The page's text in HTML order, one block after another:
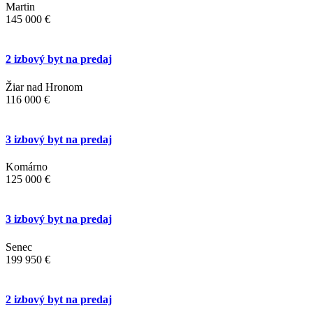
Martin
145 000 €
2 izbový byt na predaj
Žiar nad Hronom
116 000 €
3 izbový byt na predaj
Komárno
125 000 €
3 izbový byt na predaj
Senec
199 950 €
2 izbový byt na predaj